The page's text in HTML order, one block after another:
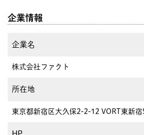
企業情報
企業名
株式会社ファクト
所在地
東京都新宿区大久保2-2-12 VORT東新宿